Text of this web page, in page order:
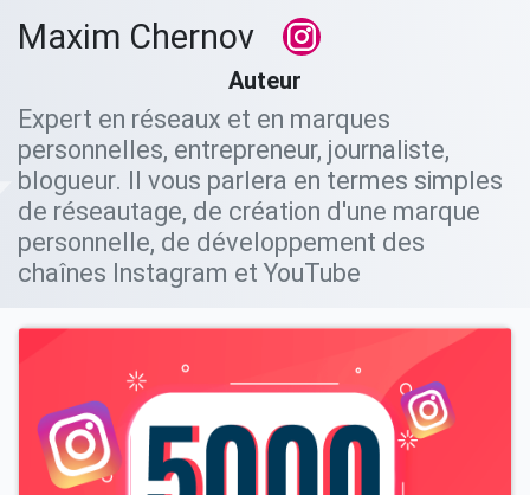
Maxim Chernov
Auteur
Expert en réseaux et en marques
personnelles, entrepreneur, journaliste,
blogueur. Il vous parlera en termes simples
de réseautage, de création d'une marque
personnelle, de développement des
chaînes Instagram et YouTube